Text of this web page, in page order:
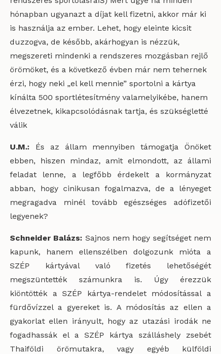
hónapban ugyanazt a díjat kell fizetni, akkor már ki
is használja az ember. Lehet, hogy eleinte kicsit
duzzogva, de később, akárhogyan is nézzük,
megszereti mindenki a rendszeres mozgásban rejlő
örömöket, és a következő évben már nem tehernek
érzi, hogy neki „el kell mennie” sportolni a kártya
kínálta 500 sportlétesítmény valamelyikébe, hanem
élvezetnek, kikapcsolódásnak tartja, és szükségletté
válik
U.M.: És az állam mennyiben támogatja Önöket
ebben, hiszen mindaz, amit elmondott, az állami
feladat lenne, a legfőbb érdekelt a kormányzat
abban, hogy cinikusan fogalmazva, de a lényeget
megragadva minél tovább egészséges adófizetői
legyenek?
Schneider Balázs: Sajnos nem hogy segítséget nem
kapunk, hanem ellenszélben dolgozunk mióta a
SZÉP kártyával való fizetés lehetőségét
megszüntették számunkra is. Úgy érezzük
kiöntötték a SZÉP kártya-rendelet módosítással a
fürdővízzel a gyereket is. A módosítás az ellen a
gyakorlat ellen irányult, hogy az utazási irodák ne
fogadhassák el a SZÉP kártya szálláshely zsebét
Thaiföldi örömutakra, vagy egyéb külföldi